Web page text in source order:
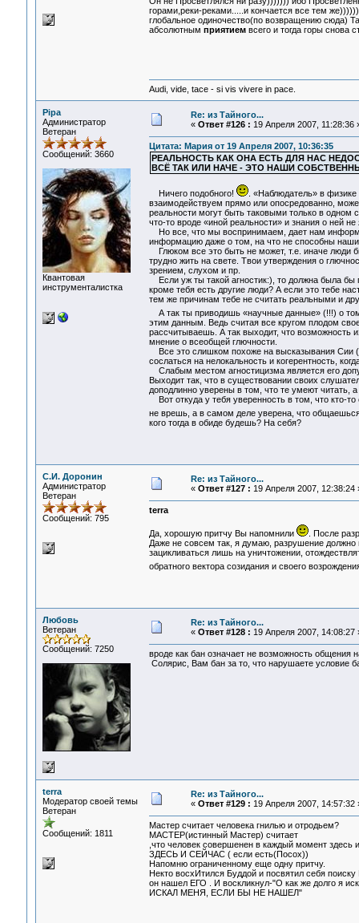
горами,реки-реками.....и кончается все тем
глобальное одиночество(по возвращению сюда)
абсолютным приятиемвсего и тогда горы
Audi, vide, tace - si vis vivere in pace.
Pipa
Администратор
Ветеран
Сообщений: 3660
Квантовая
инструменталистка
Re: из Тайного...
« Ответ #126 : 19 Апреля 2007, 11:28:36
Цитата: Мария от 19 Апреля 2007, 10:36:35
РЕАЛЬНОСТЬ КАК ОНА ЕСТЬ ДЛЯ НАС
ВСЁ ТАК ИЛИ НАЧЕ - ЭТО НАШИ
Ничего подобного!
. «Наблюдатель» в
взаимодействуем прямо или опосредованно,
реальности могут быть таковыми только в
что-то вроде «иной реальности» и знания о ней
Но все, что мы воспринимаем, дает нам
информацию даже о том, на что не способны наши
Глюком все это быть не может, т.е. иначе люди
трудно жить на свете. Твои утверждения о
зрением, слухом и пр.
Если уж ты такой агностик:), то должна была бы
кроме тебя есть другие люди? А если это тебе
тем же причинам тебе не считать реальными и
А так ты приводишь «научные данные» (!!!) о
этим данным. Ведь считая все кругом плодом
рассчитываешь. А так выходит, что возможность
мнение о всеобщей глючности.
Все это слишком похоже на высказывания Сии
сослаться на нелокальность и когерентность,
Слабым местом агностицизма является его
Выходит так, что в существовании своих
доподлинно уверены в том, что те умеют читать,
Вот откуда у тебя уверенность в том, что кто-
не врешь, а в самом деле уверена, что
кого тогда в обиде будешь? На себя?
С.И. Доронин
Администратор
Ветеран
Сообщений: 795
Re: из Тайного...
« Ответ #127 : 19 Апреля 2007, 12:38:24
terra
Да, хорошую притчу Вы напомнили
. После
Даже не совсем так, я думаю, разрушение должно
зацикливаться лишь на уничтожении,
обратного вектора созидания и своего
Любовь
Ветеран
Сообщений: 7250
Re: из Тайного...
« Ответ #128 : 19 Апреля 2007, 14:08:27
вроде как бан означает не возможность общения
Солярис, Вам бан за то, что нарушаете условие
terra
Модератор своей темы
Ветеран
Сообщений: 1811
Re: из Тайного...
« Ответ #129 : 19 Апреля 2007, 14:57:32
Мастер считает человека гнилью и отродьем?
МАСТЕР(истинный Мастер) считает
,что человек совершенен в каждый момент
ЗДЕСЬ И СЕЙЧАС ( если есть(Посох))
Напомню ограниченному еще одну притчу.
Некто восхИтился Буддой и посвятил себя
он нашел ЕГО . И воскликнул-"О как же долго я
ИСКАЛ МЕНЯ, ЕСЛИ БЫ НЕ НАШЕЛ"